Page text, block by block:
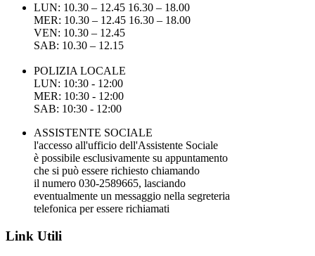
LUN: 10.30 – 12.45 16.30 – 18.00
MER: 10.30 – 12.45 16.30 – 18.00
VEN: 10.30 – 12.45
SAB: 10.30 – 12.15
POLIZIA LOCALE
LUN: 10:30 - 12:00
MER: 10:30 - 12:00
SAB: 10:30 - 12:00
ASSISTENTE SOCIALE
l'accesso all'ufficio dell'Assistente Sociale
è possibile esclusivamente su appuntamento
che si può essere richiesto chiamando
il numero 030-2589665, lasciando
eventualmente un messaggio nella segreteria
telefonica per essere richiamati
Link Utili